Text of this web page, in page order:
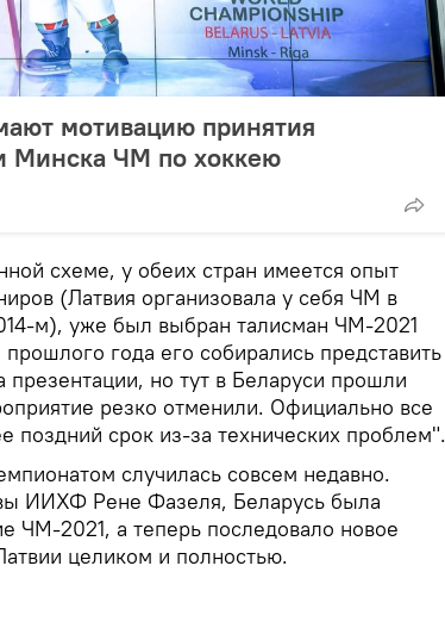
мотивацию принятия
Минска ЧМ по хоккею
схеме, у обеих стран имеется опыт
(Латвия организовала у себя ЧМ в
м), уже был выбран талисман ЧМ-2021
года его собирались представить
но тут в Беларуси прошли
резко отменили. Официально все
поздний срок из-за технических проблем".
случилась совсем недавно.
ИИХФ Рене Фазеля, Беларусь была
ЧМ-2021, а теперь последовало новое
целиком и полностью.